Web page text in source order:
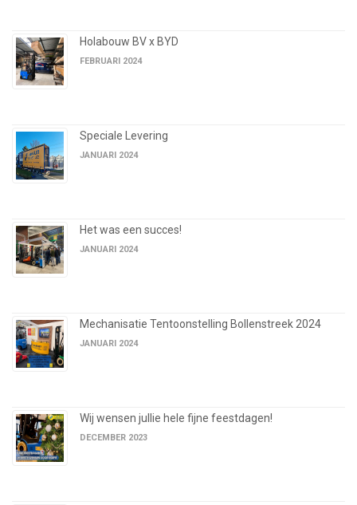
Holabouw BV x BYD
FEBRUARI 2024
Speciale Levering
JANUARI 2024
Het was een succes!
JANUARI 2024
Mechanisatie Tentoonstelling Bollenstreek 2024
JANUARI 2024
Wij wensen jullie hele fijne feestdagen!
DECEMBER 2023